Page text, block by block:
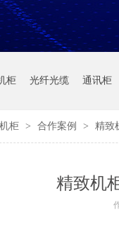
柜 光纤光缆 通讯柜
柜 > 合作案例 > 精致
精致机